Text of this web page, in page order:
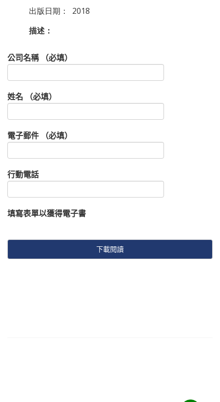
出版日期： 2018
描述：
公司名稱 （必填）
姓名 （必填）
電子郵件 （必填）
行動電話
填寫表單以獲得電子書